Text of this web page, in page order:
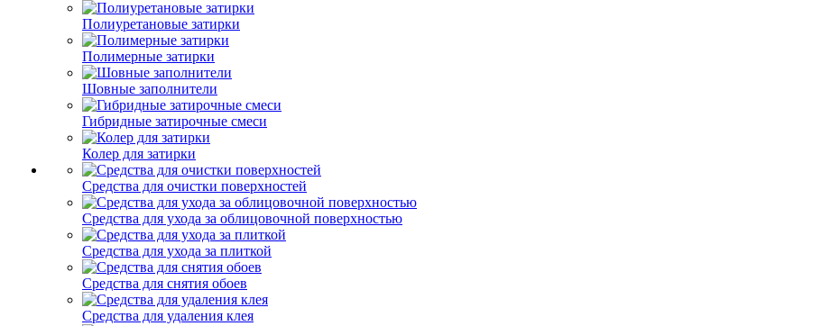
Полиуретановые затирки
Полимерные затирки
Шовные заполнители
Гибридные затирочные смеси
Колер для затирки
Средства для очистки поверхностей
Средства для ухода за облицовочной поверхностью
Средства для ухода за плиткой
Средства для снятия обоев
Средства для удаления клея